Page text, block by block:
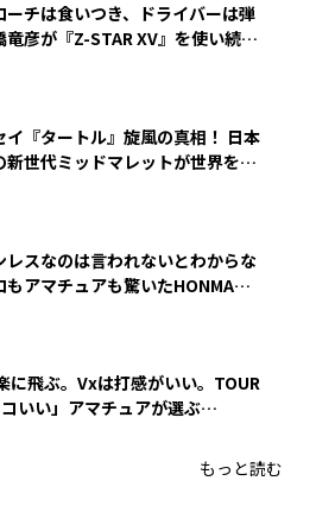
ーチは食いつき、ドライバーは弾
竜彦が『Z-STAR XV』を使い続け
イ『タートル』旋風の真相！ 日本
新世代ミッドマレットが世界を席
レスなのは言われないとわからな
もアマチュアも驚いたHONMA
に飛ぶ。Vxは打感がいい。TOUR
いい」アマチュアが選ぶ
もっと読む